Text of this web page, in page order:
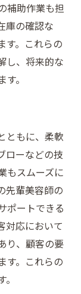
補助作業も担
庫の確認な
す。これらの
し、将来的な
。
ともに、柔軟
ローなどの技
もスムーズに
先輩美容師の
ポートできる
対応において
り、顧客の要
す。これらの